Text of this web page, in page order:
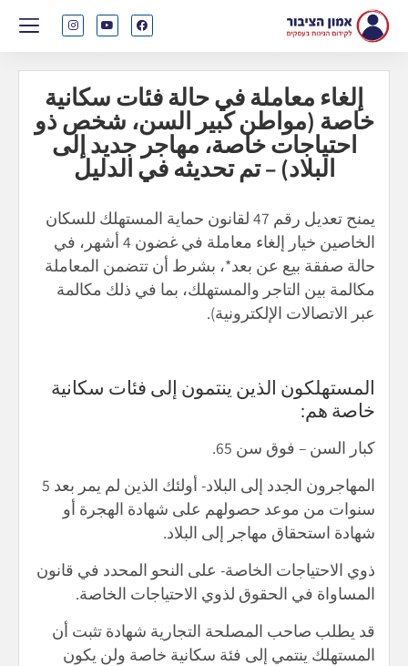
إلغاء معاملة في حالة فئات سكانية
خاصة (مواطن كبير السن، شخص ذو
احتياجات خاصة، مهاجر جديد إلى
البلاد) – تم تحديثه في الدليل
يمنح تعديل رقم 47 لقانون حماية المستهلك للسكان
الخاصين خيار إلغاء معاملة في غضون 4 أشهر، في
حالة صفقة بيع عن بعد*، بشرط أن تتضمن المعاملة
مكالمة بين التاجر والمستهلك، بما في ذلك مكالمة
عبر الاتصالات الإلكترونية).
المستهلكون الذين ينتمون إلى فئات سكانية
خاصة هم:
كبار السن – فوق سن 65.
المهاجرون الجدد إلى البلاد- أولئك الذين لم يمر بعد 5
سنوات من موعد حصولهم على شهادة الهجرة أو
شهادة استحقاق مهاجر إلى البلاد.
ذوي الاحتياجات الخاصة- على النحو المحدد في قانون
المساواة في الحقوق لذوي الاحتياجات الخاصة.
قد يطلب صاحب المصلحة التجارية شهادة تثبت أن
المستهلك ينتمي إلى فئة سكانية خاصة ولن يكون